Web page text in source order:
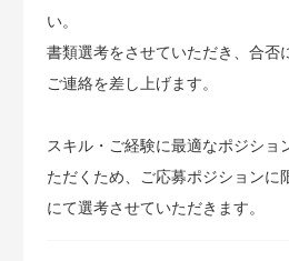
い。
書類選考をさせていただき、合否
ご連絡を差し上げます。
スキル・ご経験に最適なポジショ
ただくため、ご応募ポジションに
にて選考させていただきます。